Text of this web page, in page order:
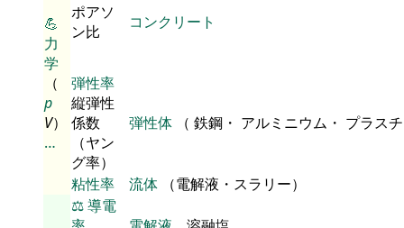
💪
力
学
（
p
V）
…
ポアソ
ン比
コンクリート
弾性率
縦弾性
係数
（ヤン
グ率）
弾性体 （ 鉄鋼・ アルミニウム・ プラス
粘性率 流体 （電解液・スラリー）
⚖️導電